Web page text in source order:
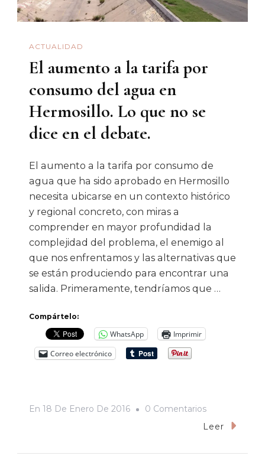
La
Cuidar
ACTUALIDAD
El aumento a la tarifa por
consumo del agua en
Hermosillo. Lo que no se
dice en el debate.
El aumento a la tarifa por consumo de
agua que ha sido aprobado en Hermosillo
necesita ubicarse en un contexto histórico
y regional concreto, con miras a
comprender en mayor profundidad la
complejidad del problema, el enemigo al
que nos enfrentamos y las alternativas que
se están produciendo para encontrar una
salida. Primeramente, tendríamos que …
Compártelo:
WhatsApp
Imprimir
Correo electrónico
En 18 De Enero De 2016 0 ComentariosEn
El
Leer